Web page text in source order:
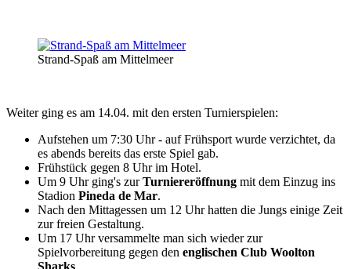
Strand-Spaß am Mittelmeer
Weiter ging es am 14.04. mit den ersten Turnierspielen:
Aufstehen um 7:30 Uhr - auf Frühsport wurde verzichtet, da
es abends bereits das erste Spiel gab.
Frühstück gegen 8 Uhr im Hotel.
Um 9 Uhr ging's zurTurniereröffnung mit dem Einzug ins
Stadion Pineda de Mar.
Nach den Mittagessen um 12 Uhr hatten die Jungs einige Zeit
zur freien Gestaltung.
Um 17 Uhr versammelte man sich wieder zur
Spielvorbereitung gegen den englischen Club Woolton